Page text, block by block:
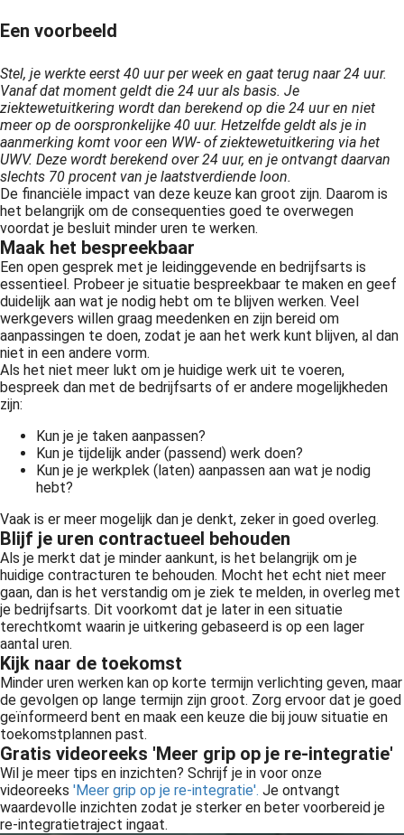
Een voorbeeld
Stel, je werkte eerst 40 uur per week en gaat terug naar 24 uur.
Vanaf dat moment geldt die 24 uur als basis. Je
ziektewetuitkering wordt dan berekend op die 24 uur en niet
meer op de oorspronkelijke 40 uur. Hetzelfde geldt als je in
aanmerking komt voor een WW- of ziektewetuitkering via het
UWV. Deze wordt berekend over 24 uur, en je ontvangt daarvan
slechts 70 procent van je laatstverdiende loon.
De financiële impact van deze keuze kan groot zijn. Daarom is
het belangrijk om de consequenties goed te overwegen
voordat je besluit minder uren te werken.
Maak het bespreekbaar
Een open gesprek met je leidinggevende en bedrijfsarts is
essentieel. Probeer je situatie bespreekbaar te maken en geef
duidelijk aan wat je nodig hebt om te blijven werken. Veel
werkgevers willen graag meedenken en zijn bereid om
aanpassingen te doen, zodat je aan het werk kunt blijven, al dan
niet in een andere vorm.
Als het niet meer lukt om je huidige werk uit te voeren,
bespreek dan met de bedrijfsarts of er andere mogelijkheden
zijn:
Kun je je taken aanpassen?
Kun je tijdelijk ander (passend) werk doen?
Kun je je werkplek (laten) aanpassen aan wat je nodig
hebt?
Vaak is er meer mogelijk dan je denkt, zeker in goed overleg.
Blijf je uren contractueel behouden
Als je merkt dat je minder aankunt, is het belangrijk om je
huidige contracturen te behouden. Mocht het echt niet meer
gaan, dan is het verstandig om je ziek te melden, in overleg met
je bedrijfsarts. Dit voorkomt dat je later in een situatie
terechtkomt waarin je uitkering gebaseerd is op een lager
aantal uren.
Kijk naar de toekomst
Minder uren werken kan op korte termijn verlichting geven, maar
de gevolgen op lange termijn zijn groot. Zorg ervoor dat je goed
geïnformeerd bent en maak een keuze die bij jouw situatie en
toekomstplannen past.
Gratis videoreeks 'Meer grip op je re-integratie'
Wil je meer tips en inzichten? Schrijf je in voor onze
videoreeks 'Meer grip op je re-integratie'. Je ontvangt
waardevolle inzichten zodat je sterker en beter voorbereid je
re-integratietraject ingaat.
de
website-
van